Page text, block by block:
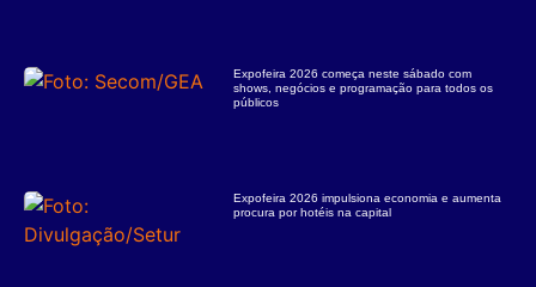
Expofeira 2026 começa neste sábado com
shows, negócios e programação para todos os
públicos
Expofeira 2026 impulsiona economia e aumenta
procura por hotéis na capital